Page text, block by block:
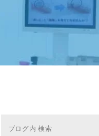
アクセス
入れ歯治療